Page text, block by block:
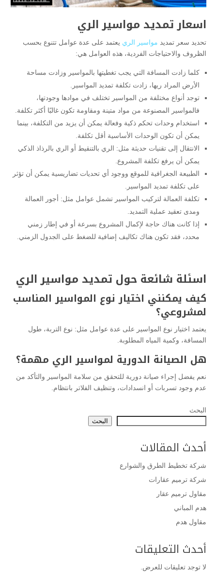
اسعار تمديد مواسير الري
تحديد سعر تمديد مواسير الري يعتمد على عدة عوامل تتنوع بحسب
الظروف والاحتياجات الفردية، هذه العوامل هي:
كلما زادت المسافة التي يجب تغطيتها بالمواسير وزادت مساحة
الأرض المراد ريها، زادت تكلفة تمديد المواسير.
توجد أنواع مختلفة من المواسير تختلف في موادها وجودتها،
فالمواسير المصنوعة من مواد متينة ومقاومة تكون غالبًا أكثر تكلفة.
استخدام وحدات تحكم ذكية وفعالة يمكن أن يزيد من التكلفة، بينما
يمكن أن تكون الوحدات الأساسية أقل تكلفة.
الانتقال إلى تقنيات حديثة مثل: الري بالتنقيط أو الري بالرذاذ الذكي
يمكن أن يرفع تكلفة المشروع.
الطبيعة الجغرافية للموقع ووجود أي تحديات تضاريسية يمكن أن تؤثر
على تكلفة تمديد المواسير.
تكلفة العمالة لتركيب المواسير تشمل عوامل مثل: أجور العمالة
ومدى تعقيد عملية التمديد.
إذا كانت هناك حاجة لإكمال المشروع بسرعة أو في إطار زمني
محدد، فقد تكون هناك تكاليف إضافية للضغط على الجدول الزمني.
اسئلة شائعة حول تمديد مواسير الري
كيف يمكنني اختيار نوع المواسير المناسب
لمشروعي؟
يعتمد اختيار نوع المواسير على عدة عوامل مثل: نوع التربة، طول
المسافة، وكمية المياه المطلوبة.
هل الصيانة الدورية لمواسير الري مهمة؟
نعم يفضل إجراء صيانة دورية للتحقق من سلامة المواسير والتأكد من
عدم وجود تسربات أو انسدادات، وتنظيف الفلاتر بانتظام.
البحث
البحث
أحدث المقالات
شركة تخطيط الطرق والشوارع
شركة ترميم عقارات
مقاول ترميم عقار
هدم المباني
مقاول هدم
أحدث التعليقات
لا توجد تعليقات للعرض.